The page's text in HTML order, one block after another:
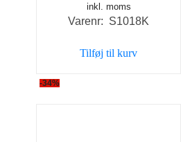
oprindelige
pris
149,00 kr..
inkl. moms
Varenr: S1018K
Tilføj til kurv
-34%